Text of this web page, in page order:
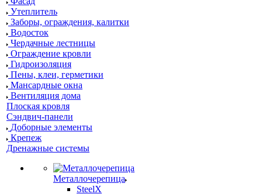
Утеплитель
Заборы, ограждения, калитки
Водосток
Чердачные лестницы
Ограждение кровли
Гидроизоляция
Пены, клеи, герметики
Мансардные окна
Вентиляция дома
Плоская кровля
Сэндвич-панели
Доборные элементы
Крепеж
Дренажные системы
Металлочерепица
SteelX